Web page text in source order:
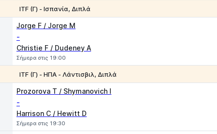
ITF (Γ) - Ισπανία, Διπλά
Jorge F / Jorge M
-
Christie F / Dudeney A
Σήμερα στις 19:00
ITF (Γ) - ΗΠΑ - Λάντισβιλ, Διπλά
Prozorova T / Shymanovich I
-
Harrison C / Hewitt D
Σήμερα στις 19:30